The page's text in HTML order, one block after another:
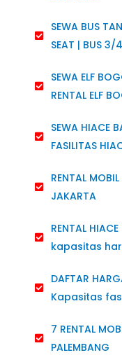
SEWA BUS
SEAT | BUS 3/4
SEWA ELF
RENTAL ELF
SEWA HIACE
FASILITAS
RENTAL
JAKARTA
RENTAL
kapasitas
DAFTAR
Kapasitas
7 RENTAL
PALEMBANG